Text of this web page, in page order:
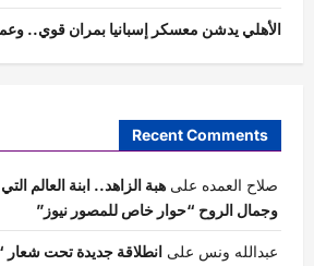
الأهلي يدشن معسكر إسبانيا بمران قوي..
Recent Comments
صلاح العمده على هبة الزاهد.. ابنة العالم
وجمال الروح “حوار خاص للمصور نيوز”
عبدالله ونس على